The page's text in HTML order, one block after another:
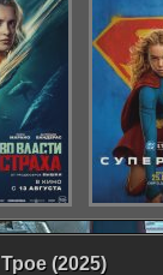
Трое (2025)